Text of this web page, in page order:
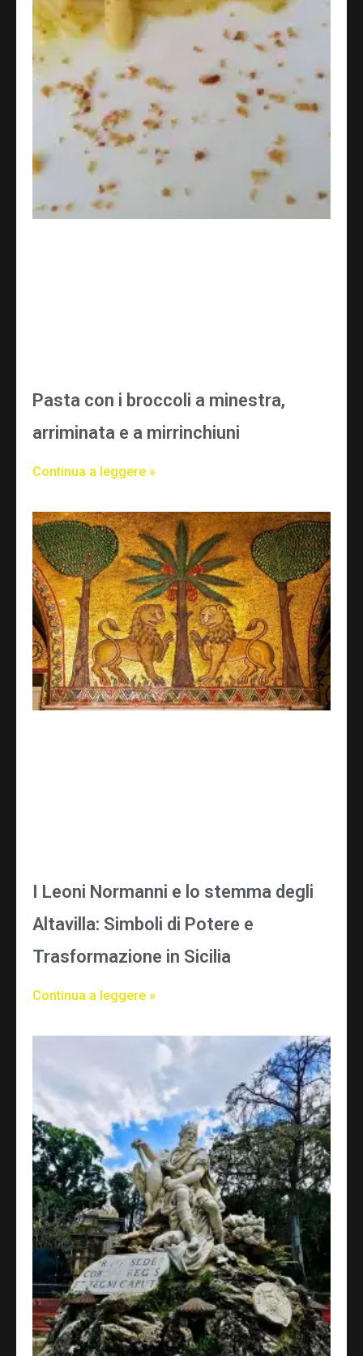
Pasta con i broccoli a minestra,
arriminata e a mirrinchiuni
Continua a leggere »
I Leoni Normanni e lo stemma degli
Altavilla: Simboli di Potere e
Trasformazione in Sicilia
Continua a leggere »